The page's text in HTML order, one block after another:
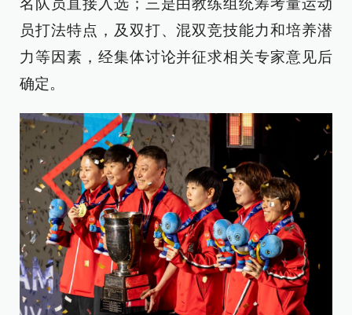
名队员直接入选；三是由教练组统筹考量运动
员打法特点，及双打、混双竞技能力和培养潜
力等因素，经集体讨论并征求相关专家意见后
确定。